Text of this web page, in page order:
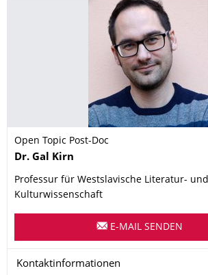
Open Topic Post-Doc
Name
Dr. Gal Kirn
Professur für Westslavische Literatur- und
Kulturwissenschaft
E-MAIL SENDEN
Kontaktinformationen